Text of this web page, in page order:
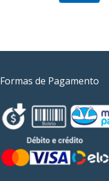
Formas de Pagamento